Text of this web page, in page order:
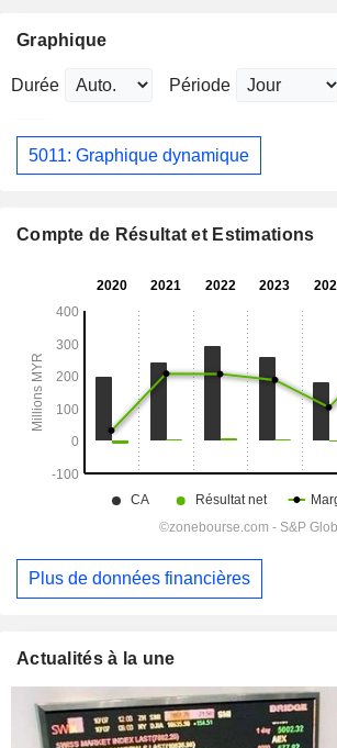
Graphique
Durée Période
5011: Graphique dynamique
Compte de Résultat et Estimations
Plus de données financières
Actualités à la une